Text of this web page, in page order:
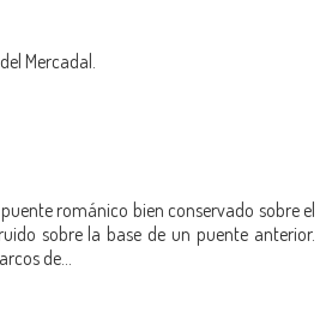
Mercadal.
románico bien conservado sobre el
sobre la base de un puente anterior.
de...